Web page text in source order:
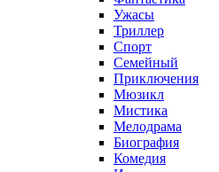
Ужасы
Триллер
Спорт
Семейный
Приключения
Мюзикл
Мистика
Мелодрама
Биография
Комедия